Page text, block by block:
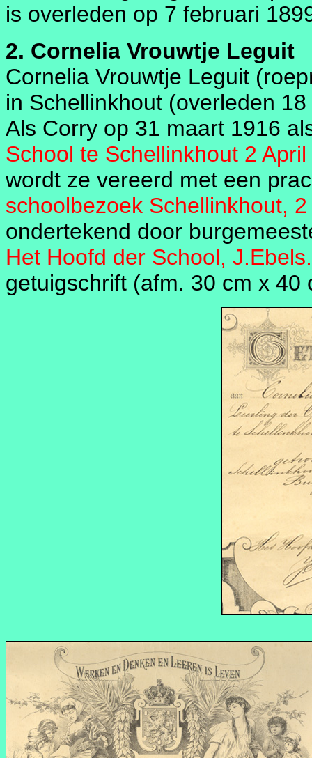
is overleden op 7 februari
2. Cornelia Vrouwtje Leguit
Cornelia Vrouwtje Leguit
in Schellinkhout (overleden
Als Corry op 31 maart 1916
School te Schellinkhout 2
wordt ze vereerd met een
schoolbezoek Schellinkhout,
ondertekend door
Het Hoofd der School, J.Ebels.
getuigschrift (afm. 30 cm x 40